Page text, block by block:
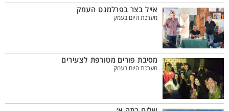
אייל בצר בפרלמנט העמק
מערכת היום בעמק
מסיבת פורים מטורפת לצעירים
מערכת היום בעמק